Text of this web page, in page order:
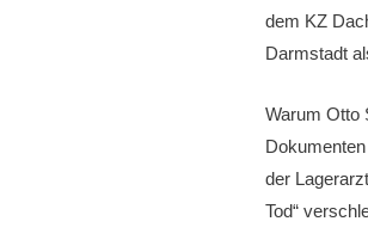
dem KZ
Darmstadt
Warum Otto
der
Tod“